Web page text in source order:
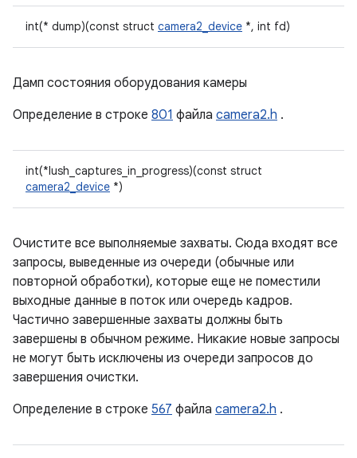
int(* dump)(const struct camera2_device *, int fd)
Дамп состояния оборудования камеры
Определение в строке 801 файла camera2.h .
int(*lush_captures_in_progress)(const struct
camera2_device *)
Очистите все выполняемые захваты. Сюда входят все
запросы, выведенные из очереди (обычные или
повторной обработки), которые еще не поместили
выходные данные в поток или очередь кадров.
Частично завершенные захваты должны быть
завершены в обычном режиме. Никакие новые запросы
не могут быть исключены из очереди запросов до
завершения очистки.
Определение в строке 567 файла camera2.h .